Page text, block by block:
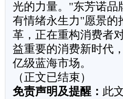
光的力量。"东芳诺品
有情绪永生力"愿景的
革，正在重构消费者
益重要的消费新时代
亿级蓝海市场。
（正文已结束）
免责声明及提醒： 此